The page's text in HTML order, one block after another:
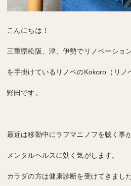
こんにちは！
三重県松阪、津、伊勢でリノベーショ
を手掛けているリノベのKokoro（リノ
野田です。
最近は移動中にラフマニノフを聴く事
メンタルヘルスに効く気がします。
カラダの方は健康診断を受けてきました